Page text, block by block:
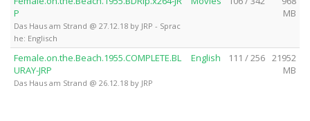
P
Das Haus am Strand @ 27.12.18 by JRP - Sprac
he: Englisch
MB
Female.on.the.Beach.1955.COMPLETE.BL
URAY-JRP
Das Haus am Strand @ 26.12.18 by JRP
English 111 / 256 21952
MB